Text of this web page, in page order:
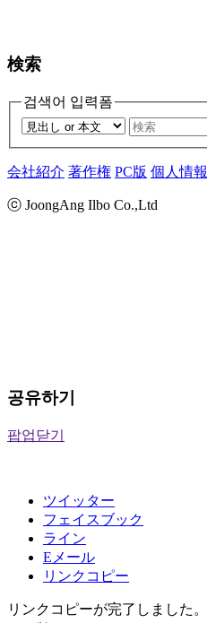
検索
검색어 입력폼
会社紹介 著作権 PC版 個人情報
ⓒ JoongAng Ilbo Co.,Ltd
공유하기
팝업닫기
ツイッター
フェイスブック
ライン
Eメール
リンクコピー
リンクコピーが完了しました。